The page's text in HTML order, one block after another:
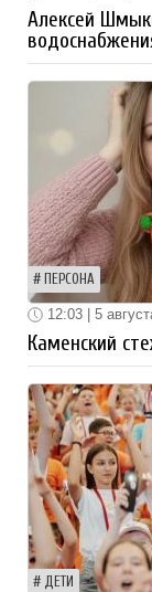
Алексей
ПЕРСОНА
12:03 | 5
Каменский
ДЕТИ